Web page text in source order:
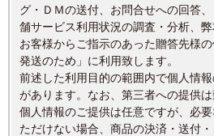
グ・ＤＭの送付、お問合せへの回答
舗サービス利用状況の調査・分析、弊
お客様からご指示のあった贈答先様
発送のため」に利用致します。
前述した利用目的の範囲内で個人情
があります。なお、第三者への提供は
個人情報のご提供は任意ですが、必
ただけない場合、商品の決済・送付